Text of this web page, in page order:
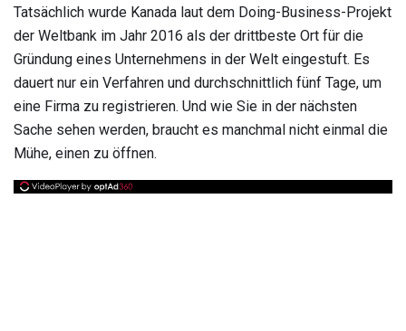
Tatsächlich wurde Kanada laut dem Doing-Business-Projekt
der Weltbank im Jahr 2016 als der drittbeste Ort für die
Gründung eines Unternehmens in der Welt eingestuft. Es
dauert nur ein Verfahren und durchschnittlich fünf Tage, um
eine Firma zu registrieren. Und wie Sie in der nächsten
Sache sehen werden, braucht es manchmal nicht einmal die
Mühe, einen zu öffnen.